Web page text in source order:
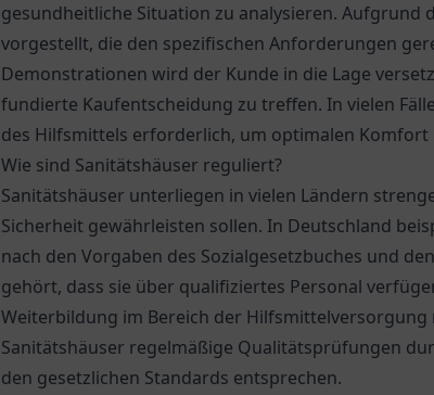
gesundheitliche Situation zu analysieren.
vorgestellt, die den spezifischen Anforderungen
Demonstrationen wird der Kunde in die Lage
fundierte Kaufentscheidung zu treffen. In vielen
des Hilfsmittels erforderlich, um optimalen Komfort
Wie sind Sanitätshäuser reguliert?
Sanitätshäuser unterliegen in vielen Ländern
Sicherheit gewährleisten sollen. In Deutschland
nach den Vorgaben des Sozialgesetzbuches und
gehört, dass sie über qualifiziertes Personal
Weiterbildung im Bereich der
Sanitätshäuser regelmäßige Qualitätsprüfungen
den gesetzlichen Standards entsprechen.